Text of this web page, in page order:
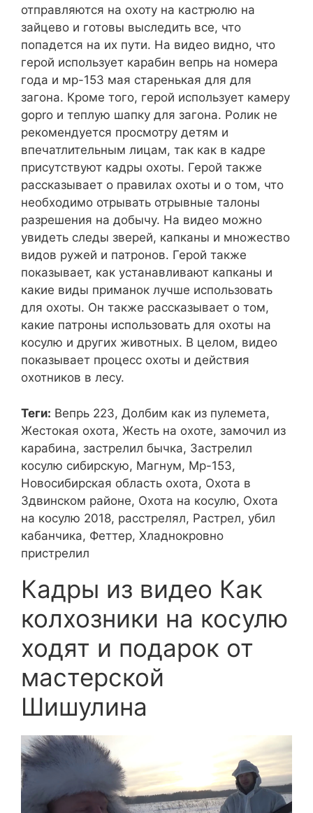
отправляются на охоту на кастрюлю на
зайцево и готовы выследить все, что
попадется на их пути. На видео видно, что
герой использует карабин вепрь на номера
года и мр-153 мая старенькая для для
загона. Кроме того, герой использует камеру
gopro и теплую шапку для загона. Ролик не
рекомендуется просмотру детям и
впечатлительным лицам, так как в кадре
присутствуют кадры охоты. Герой также
рассказывает о правилах охоты и о том, что
необходимо отрывать отрывные талоны
разрешения на добычу. На видео можно
увидеть следы зверей, капканы и множество
видов ружей и патронов. Герой также
показывает, как устанавливают капканы и
какие виды приманок лучше использовать
для охоты. Он также рассказывает о том,
какие патроны использовать для охоты на
косулю и других животных. В целом, видео
показывает процесс охоты и действия
охотников в лесу.
Теги: Вепрь 223, Долбим как из пулемета,
Жестокая охота, Жесть на охоте, замочил из
карабина, застрелил бычка, Застрелил
косулю сибирскую, Магнум, Мр-153,
Новосибирская область охота, Охота в
Здвинском районе, Охота на косулю, Охота
на косулю 2018, расстрелял, Растрел, убил
кабанчика, Феттер, Хладнокровно
пристрелил
Кадры из видео Как
колхозники на косулю
ходят и подарок от
мастерской
Шишулина